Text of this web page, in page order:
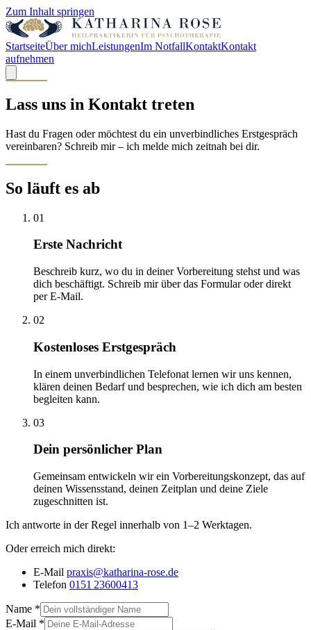
Zum Inhalt springen
StartseiteÜber michLeistungenIm NotfallKontaktKontakt
aufnehmen
Lass uns in Kontakt treten
Hast du Fragen oder möchtest du ein unverbindliches Erstgespräch
vereinbaren? Schreib mir – ich melde mich zeitnah bei dir.
So läuft es ab
01
Erste Nachricht
Beschreib kurz, wo du in deiner Vorbereitung stehst und was
dich beschäftigt. Schreib mir über das Formular oder direkt
per E-Mail.
02
Kostenloses Erstgespräch
In einem unverbindlichen Telefonat lernen wir uns kennen,
klären deinen Bedarf und besprechen, wie ich dich am besten
begleiten kann.
03
Dein persönlicher Plan
Gemeinsam entwickeln wir ein Vorbereitungskonzept, das auf
deinen Wissensstand, deinen Zeitplan und deine Ziele
zugeschnitten ist.
Ich antworte in der Regel innerhalb von 1–2 Werktagen.
Oder erreich mich direkt:
E-Mail praxis@katharina-rose.de
Telefon 0151 23600413
Name *
E-Mail *